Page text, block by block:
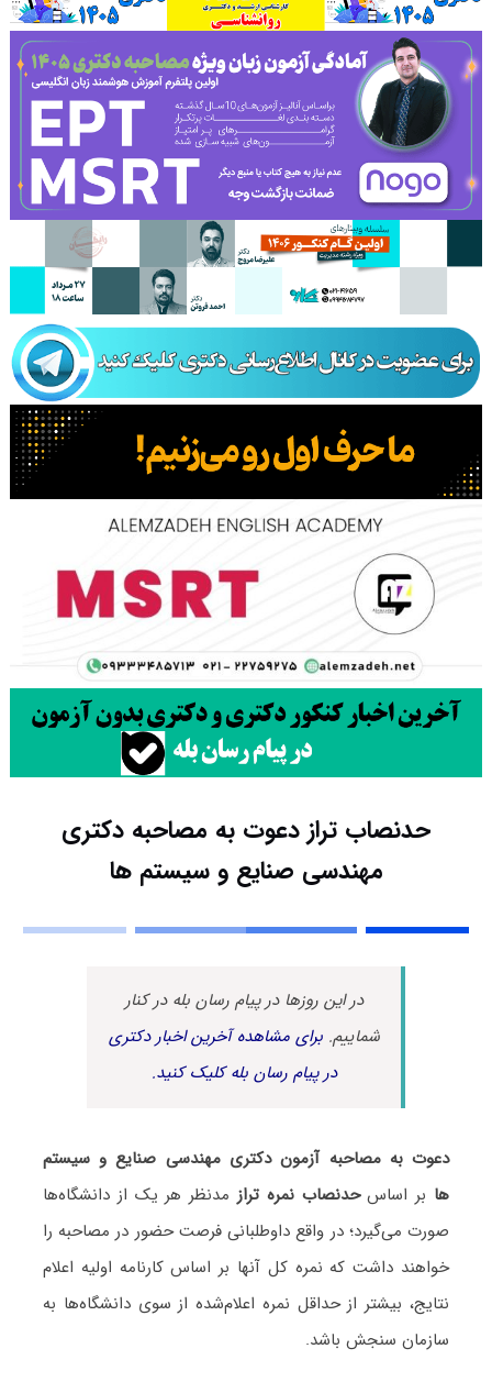
حدنصاب تراز دعوت به مصاحبه دکتری
مهندسی صنایع و سیستم ها
در این روزها در پیام رسان بله در کنار
شماییم.برای مشاهده آخرین اخبار دکتری
در پیام رسان بله کلیک کنید.
دعوت به مصاحبه آزمون دکتری مهندسی صنایع و سیستم
ها بر اساسحدنصاب نمره ترازمدنظر هر یک از دانشگاه‌ها
صورت می‌گیرد؛ در واقع داوطلبانی فرصت حضور در مصاحبه را
خواهند داشت که نمره کل آنها بر اساس کارنامه اولیه اعلام
نتایج، بیشتر از حداقل نمره اعلام‌شده از سوی دانشگاه‌ها به
سازمان سنجش باشد.